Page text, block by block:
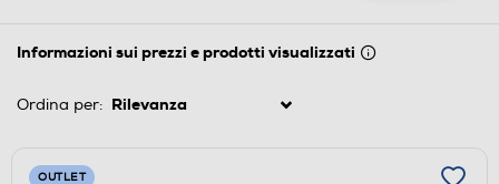
Informazioni sui prezzi e prodotti visualizzati
Ordina per:
OUTLET